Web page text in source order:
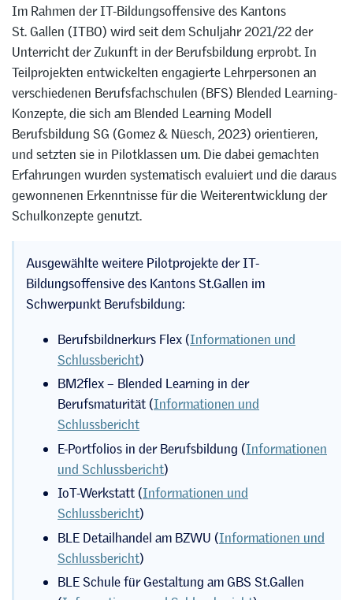
Im Rahmen der IT-Bildungsoffensive des Kantons
St. Gallen (ITBO) wird seit dem Schuljahr 2021/22 der
Unterricht der Zukunft in der Berufsbildung erprobt. In
Teilprojekten entwickelten engagierte Lehrpersonen an
verschiedenen Berufsfachschulen (BFS) Blended Learning-
Konzepte, die sich am Blended Learning Modell
Berufsbildung SG (Gomez & Nüesch, 2023) orientieren,
und setzten sie in Pilotklassen um. Die dabei gemachten
Erfahrungen wurden systematisch evaluiert und die daraus
gewonnenen Erkenntnisse für die Weiterentwicklung der
Schulkonzepte genutzt.
Ausgewählte weitere Pilotprojekte der IT-
Bildungsoffensive des Kantons St.Gallen im
Schwerpunkt Berufsbildung:
Berufsbildnerkurs Flex (Informationen und
Schlussbericht)
BM2flex – Blended Learning in der
Berufsmaturität (Informationen und
Schlussbericht
E-Portfolios in der Berufsbildung (Informationen
und Schlussbericht)
IoT-Werkstatt (Informationen und
Schlussbericht)
BLE Detailhandel am BZWU (Informationen und
Schlussbericht)
BLE Schule für Gestaltung am GBS St.Gallen